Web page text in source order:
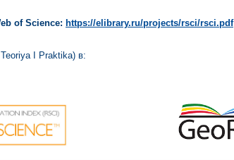
of Science: https://elibrary.ru/projects/rsci/rsci.pdf
I Praktika) в: